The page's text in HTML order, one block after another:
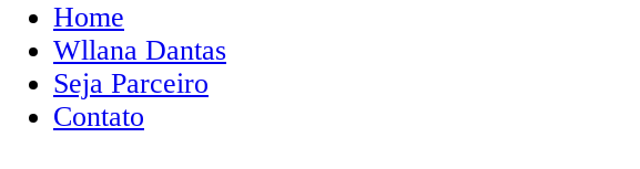
Home
Wllana Dantas
Seja Parceiro
Contato